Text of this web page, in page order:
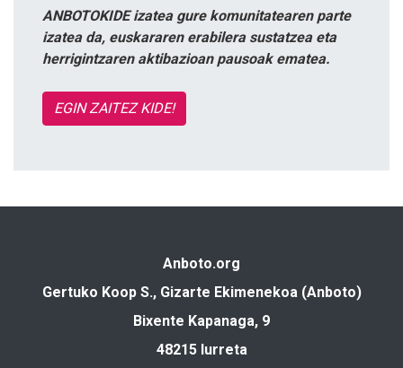
ANBOTOKIDE izatea gure komunitatearen parte
izatea da, euskararen erabilera sustatzea eta
herrigintzaren aktibazioan pausoak ematea.
EGIN ZAITEZ KIDE!
Anboto.org
Gertuko Koop S., Gizarte Ekimenekoa (Anboto)
Bixente Kapanaga, 9
48215 Iurreta